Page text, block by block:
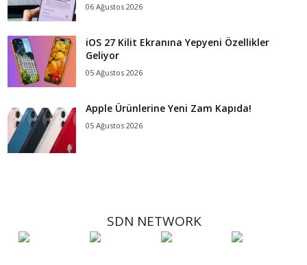
06 Ağustos 2026
iOS 27 Kilit Ekranına Yepyeni Özellikler
Geliyor
05 Ağustos 2026
Apple Ürünlerine Yeni Zam Kapıda!
05 Ağustos 2026
SDN NETWORK